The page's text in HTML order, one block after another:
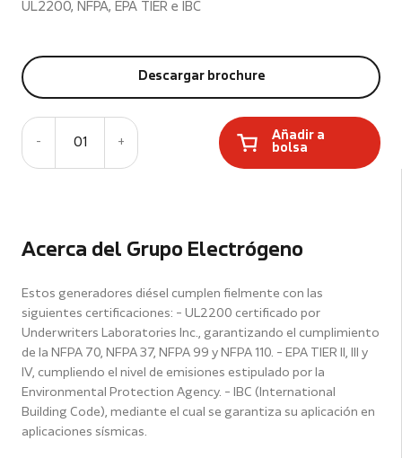
Acerca del Grupo Electrógeno
Estos generadores diésel cumplen fielmente con las
siguientes certificaciones: - UL2200 certificado por
Underwriters Laboratories Inc., garantizando el cumplimiento
de la NFPA 70, NFPA 37, NFPA 99 y NFPA 110. - EPA TIER II, III y
IV, cumpliendo el nivel de emisiones estipulado por la
Environmental Protection Agency. - IBC (International
Building Code), mediante el cual se garantiza su aplicación en
aplicaciones sísmicas.
UL2200, NFPA, EPA TIER e IBC
Descargar brochure
- 01 +
Añadir a
bolsa